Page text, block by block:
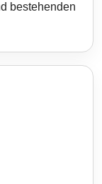
bestehenden